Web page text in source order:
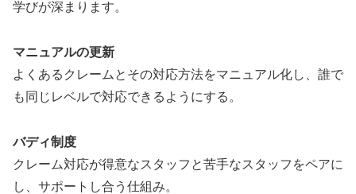
学びが深まります。
マニュアルの更新
よくあるクレームとその対応方法をマニュアル化し、誰で
も同じレベルで対応できるようにする。
バディ制度
クレーム対応が得意なスタッフと苦手なスタッフをペアに
し、サポートし合う仕組み。